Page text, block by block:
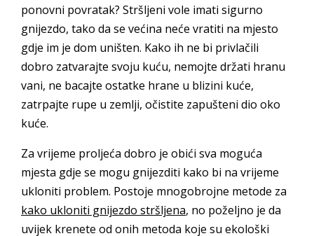
ponovni povratak? Stršljeni vole imati sigurno
gnijezdo, tako da se većina neće vratiti na mjesto
gdje im je dom uništen. Kako ih ne bi privlačili
dobro zatvarajte svoju kuću, nemojte držati hranu
vani, ne bacajte ostatke hrane u blizini kuće,
zatrpajte rupe u zemlji, očistite zapušteni dio oko
kuće.
Za vrijeme proljeća dobro je obići sva moguća
mjesta gdje se mogu gnijezditi kako bi na vrijeme
ukloniti problem. Postoje mnogobrojne metode za
kako ukloniti gnijezdo stršljena, no poželjno je da
uvijek krenete od onih metoda koje su ekološki